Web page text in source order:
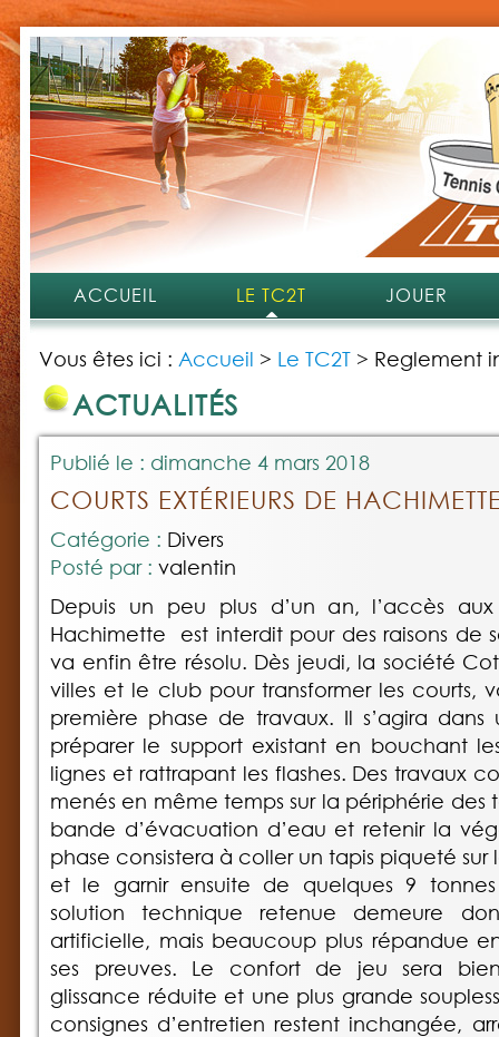
ACCUEIL LE TC2T JOUER
Vous êtes ici : Accueil > Le TC2T > Reglement
ACTUALITÉS
Publié le : dimanche 4 mars 2018
COURTS EXTÉRIEURS DE
Catégorie : Divers
Posté par : valentin
Depuis un peu plus d’un an, l’accès
Hachimette est interdit pour des raisons de
va enfin être résolu. Dès jeudi, la société
villes et le club pour transformer les courts,
première phase de travaux. Il s’agira
préparer le support existant en bouchant
lignes et rattrapant les flashes. Des travaux
menés en même temps sur la périphérie des
bande d’évacuation d’eau et retenir la
phase consistera à coller un tapis piqueté
et le garnir ensuite de quelques 9
solution technique retenue demeure
artificielle, mais beaucoup plus répandue
ses preuves. Le confort de jeu sera
glissance réduite et une plus grande
consignes d’entretien restent inchangée,